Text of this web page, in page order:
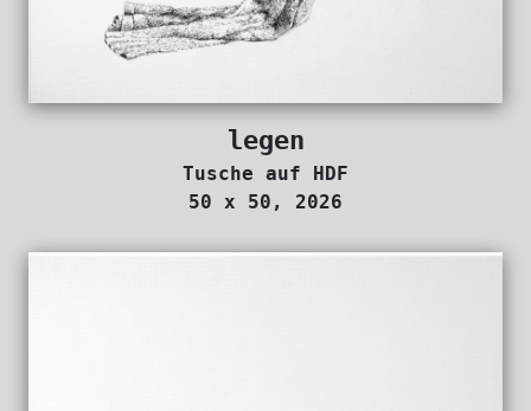
legen
Tusche auf HDF
50 x 50, 2026